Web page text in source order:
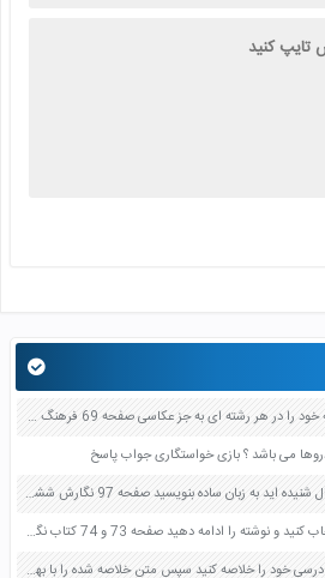
یکی از هنرمندان معاصر مورد علاقه خود را در هر رشته ای به جز عکاسی صفحه 69 فرهنگ و هنر نهم
می باشد ؟ بازی خواستگاری جواب پاسخ
یکی از حکایت هایی را که تا به حال شنیده اید به زبان ساده بنویسید صفحه 97 نگارش ششم دبستان
یکی از متن های ناتمام زیر را انتخاب کنید و نوشته را ادامه دهید صفحه 73 و 74 کتاب نگارش فارسی پنجم دبستان
یکی از درس های مندرج در کتاب درسی خود را خلاصه کنید سپس متن خلاصه شده را با بهره گیری از روش های دسته بندی نمودار جدول نقشه مفهومی نشان دهید صفحه 118 نگارش یازدهم